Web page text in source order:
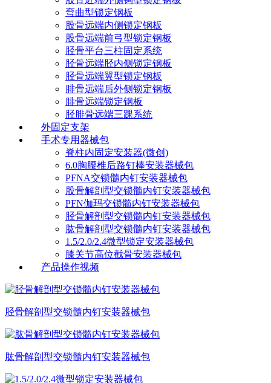
弯曲型锁定钢板
股骨远端内侧锁定钢板
股骨远端前弓型锁定钢板
胫骨平台三柱固定系统
胫骨远端胫内侧锁定钢板
胫骨远端翼型锁定钢板
腓骨远端后外侧锁定钢板
腓骨远端锁定钢板
胫腓骨远端三踝系统
外固定支架
手术专用器械包
脊柱内固定安装器(微创)
6.0胸腰椎后路钉棒安装器械包
PFNA交锁髓内钉安装器械包
股骨解剖型交锁髓内钉安装器械包
PFN伽玛交锁髓内钉安装器械包
胫骨解剖型交锁髓内钉安装器械包
肱骨解剖型交锁髓内钉安装器械包
1.5/2.0/2.4微型锁定安装器械包
膝关节高位截骨安装器械包
产品操作视频
胫骨解剖型交锁髓内钉安装器械包
肱骨解剖型交锁髓内钉安装器械包